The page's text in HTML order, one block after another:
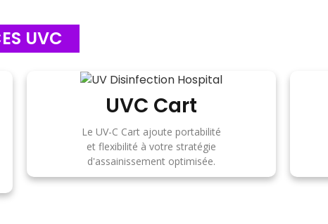
UVC
UVC Cart
Le UV-C Cart ajoute portabilité
et flexibilité à votre stratégie
d'assainissement optimisée.